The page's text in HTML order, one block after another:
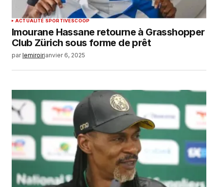
ACTUALITÉ SPORTIVESCOOP
Imourane Hassane retourne à Grasshopper
Club Zürich sous forme de prêt
par lemiroirjanvier 6, 2025